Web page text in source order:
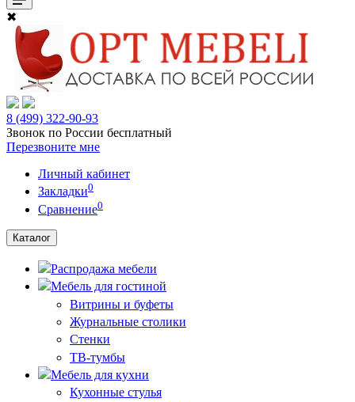
✖
8 (499) 322-90-93
Звонок по России бесплатный
Перезвоните мне
Личный кабинет
Закладки0
Сравнение0
Каталог
Распродажа мебели
Мебель для гостиной
Витрины и буфеты
Журнальные столики
Стенки
ТВ-тумбы
Мебель для кухни
Кухонные стулья